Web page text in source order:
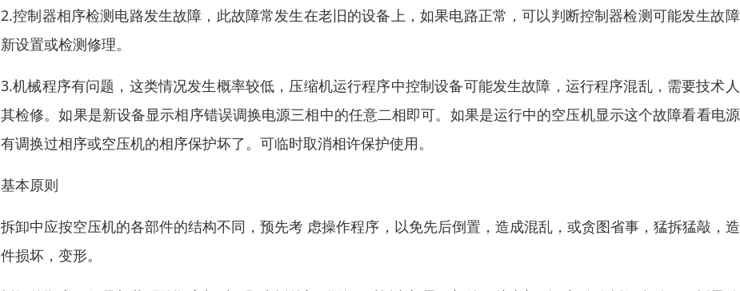
2.控制器相序检测电路发生故障，此故障常发生在老旧的设备上，如果电路正常，可以判断控制器检测可能发生故
新设置或检测修理。
3.机械程序有问题，这类情况发生概率较低，压缩机运行程序中控制设备可能发生故障，运行程序混乱，需要技术
其检修。如果是新设备显示相序错误调换电源三相中的任意二相即可。如果是运行中的空压机显示这个故障看看电
有调换过相序或空压机的相序保护坏了。可临时取消相许保护使用。
基本原则
拆卸中应按空压机的各部件的结构不同，预先考 虑操作程序，以免先后倒置，造成混乱，或贪图省事，猛拆猛敲，
件损坏，变形。